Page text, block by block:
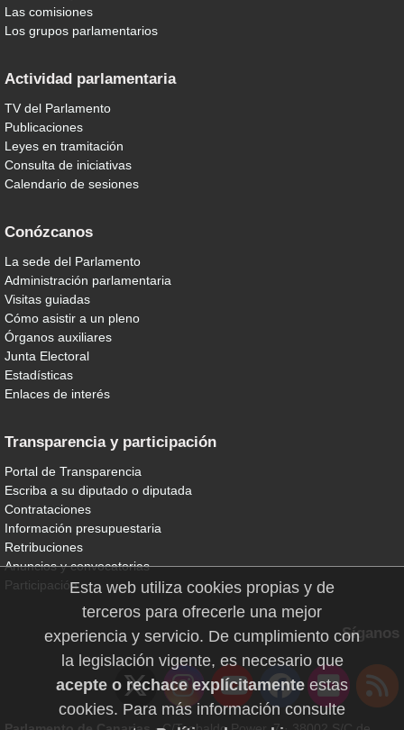
Las comisiones
Los grupos parlamentarios
Actividad parlamentaria
TV del Parlamento
Publicaciones
Leyes en tramitación
Consulta de iniciativas
Calendario de sesiones
Conózcanos
La sede del Parlamento
Administración parlamentaria
Visitas guiadas
Cómo asistir a un pleno
Órganos auxiliares
Junta Electoral
Estadísticas
Enlaces de interés
Transparencia y participación
Portal de Transparencia
Escriba a su diputado o diputada
Contrataciones
Información presupuestaria
Retribuciones
Anuncios y convocatorias
Participación
Síganos
Esta web utiliza cookies propias y de
terceros para ofrecerle una mejor
experiencia y servicio. De cumplimiento con
la legislación vigente, es necesario que
acepte o rechace explícitamenteestas
cookies. Para más información consulte